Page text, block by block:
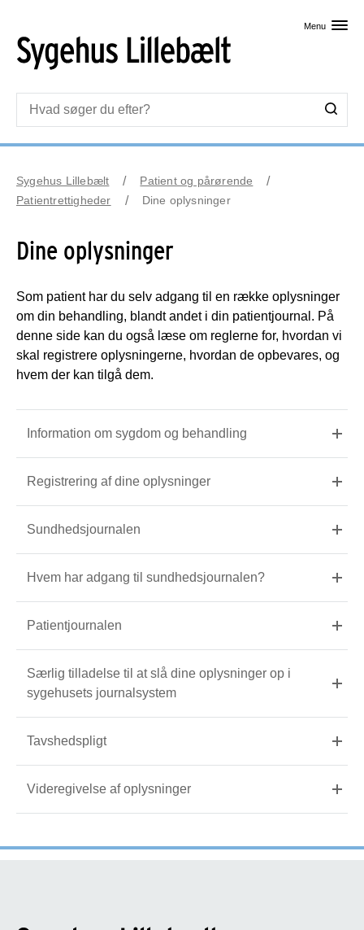
Menu
Sygehus Lillebælt
Patient og pårørende
Patientrettigheder
Dine oplysninger
Dine oplysninger
Som patient har du selv adgang til en række oplysninger
om din behandling, blandt andet i din patientjournal. På
denne side kan du også læse om reglerne for, hvordan vi
skal registrere oplysningerne, hvordan de opbevares, og
hvem der kan tilgå dem.
Information om sygdom og behandling
Registrering af dine oplysninger
Sundhedsjournalen
Hvem har adgang til sundhedsjournalen?
Patientjournalen
Særlig tilladelse til at slå dine oplysninger op i
sygehusets journalsystem
Tavshedspligt
Videregivelse af oplysninger